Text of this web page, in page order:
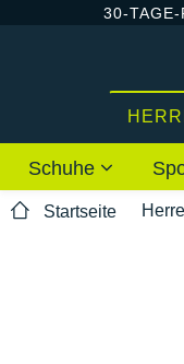
30-TAGE-
Schuhe
Startseite